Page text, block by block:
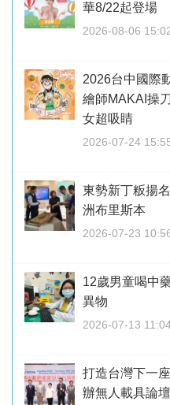
華8/22起登場
2026-08-06
2026台中國際
繪師MAKAI操
女超吸睛
2026-07-24
東勢新丁粄揚
洲布里斯本
2026-07-23
12歲男童喝中
異物
2026-07-13
打造台灣下一
辦無人載具論壇